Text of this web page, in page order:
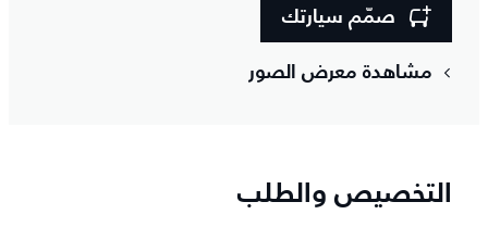
صمّم سيارتك
مشاهدة معرض الصور
التخصيص والطلب